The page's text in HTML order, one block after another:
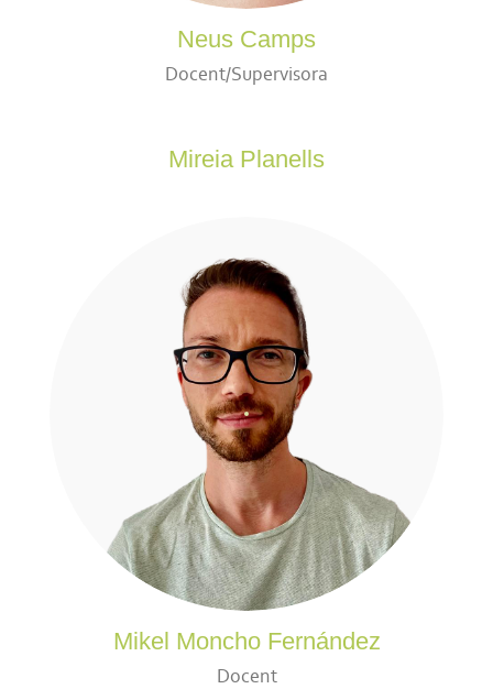
Neus Camps
Docent/Supervisora
Mireia Planells
Mikel Moncho Fernández
Docent